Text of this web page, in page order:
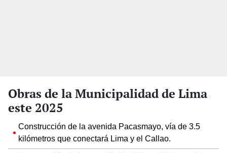
Obras de la Municipalidad de Lima
este 2025
Construcción de la avenida Pacasmayo, vía de 3.5
kilómetros que conectará Lima y el Callao.